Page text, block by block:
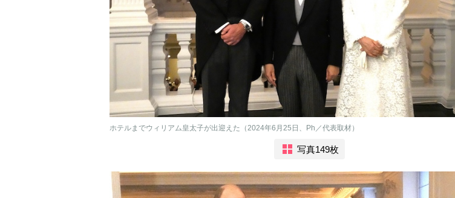
ホテルまでウィリアム皇太子が出迎えた（2024年6月25日、Ph／代表取材）
写真149枚